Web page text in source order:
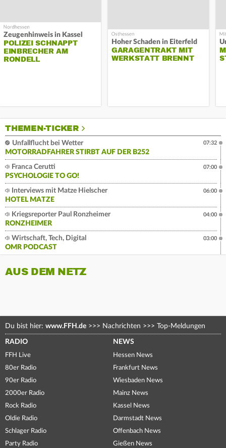
Zeugenhinweis in Kassel
POLIZEI SCHNAPPT
EINBRECHER AM
RONDELL
Hoher Schaden in Eiterfeld
GARAGENTRAKT MIT
WERKSTATT BRENNT
THEMEN-TICKER
Unfallflucht bei Wetter
MOTORRADFAHRER STIRBT AUF DER B252
07:32
Franca Cerutti
PSYCHOLOGIE TO GO!
07:00
Interviews mit Matze Hielscher
HOTEL MATZE
06:00
Kriegsreporter Paul Ronzheimer
RONZHEIMER
04:00
Wirtschaft, Tech, Digital
OMR PODCAST
03:00
AUS DEM NETZ
Du bist hier: www.FFH.de >>> Nachrichten >>> Top-Meldungen
RADIO
FFH Live
80er Radio
90er Radio
2000er Radio
Rock Radio
Oldie Radio
Schlager Radio
Party Radio
NEWS
Hessen News
Frankfurt News
Wiesbaden News
Mainz News
Kassel News
Darmstadt News
Offenbach News
Gießen News